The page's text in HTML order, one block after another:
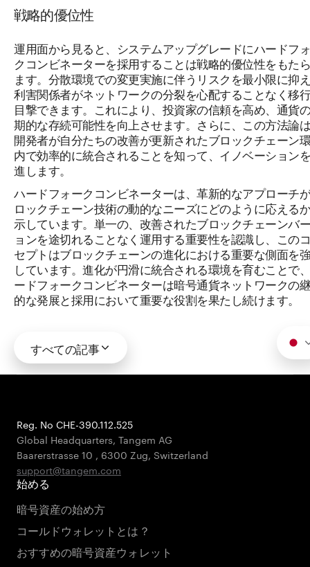
戦略的優位性
運用面から見ると、システムアップグレードにハードフ
クコンビネーターを採用することは戦略的優位性をもた
ます。分散環境での変更実施に伴うリスクを最小限に抑
利害関係者がネットワークの分裂を心配することなく移
目撃できます。これにより、投資家の信頼を高め、通貨
期的な存続可能性を向上させます。さらに、この方法論
開発者が自分たちの改善が更新されたブロックチェーン
内で効率的に統合されることを知って、イノベーション
進します。
ハードフォークコンビネーターは、革新的なアプローチ
ロックチェーン技術の動的なニーズにどのように応える
示しています。単一の、改善されたブロックチェーンバ
ョンを途切れることなく運用する重要性を認識し、この
セプトはブロックチェーンの進化における重要な側面を
しています。進化が円滑に統合される環境を育むことで
ードフォークコンビネーターは暗号通貨ネットワークの
的な発展と採用において重要な役割を果たし続けます。
すべての記事
Reg. No CHE-390.112.525
Global Headquarters, Tangem AG
Baarerstrasse 10 , 6300 Zug, Switzerland
support@tangem.com
始める
暗号資産の始め方
コールドウォレットとは？
おすすめの暗号資産ウォレット